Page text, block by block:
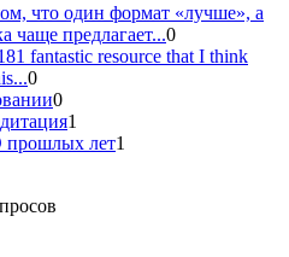
что один формат «лучше», а
чаще предлагает...0
fantastic resource that I think
0
0
1
прошлых лет1